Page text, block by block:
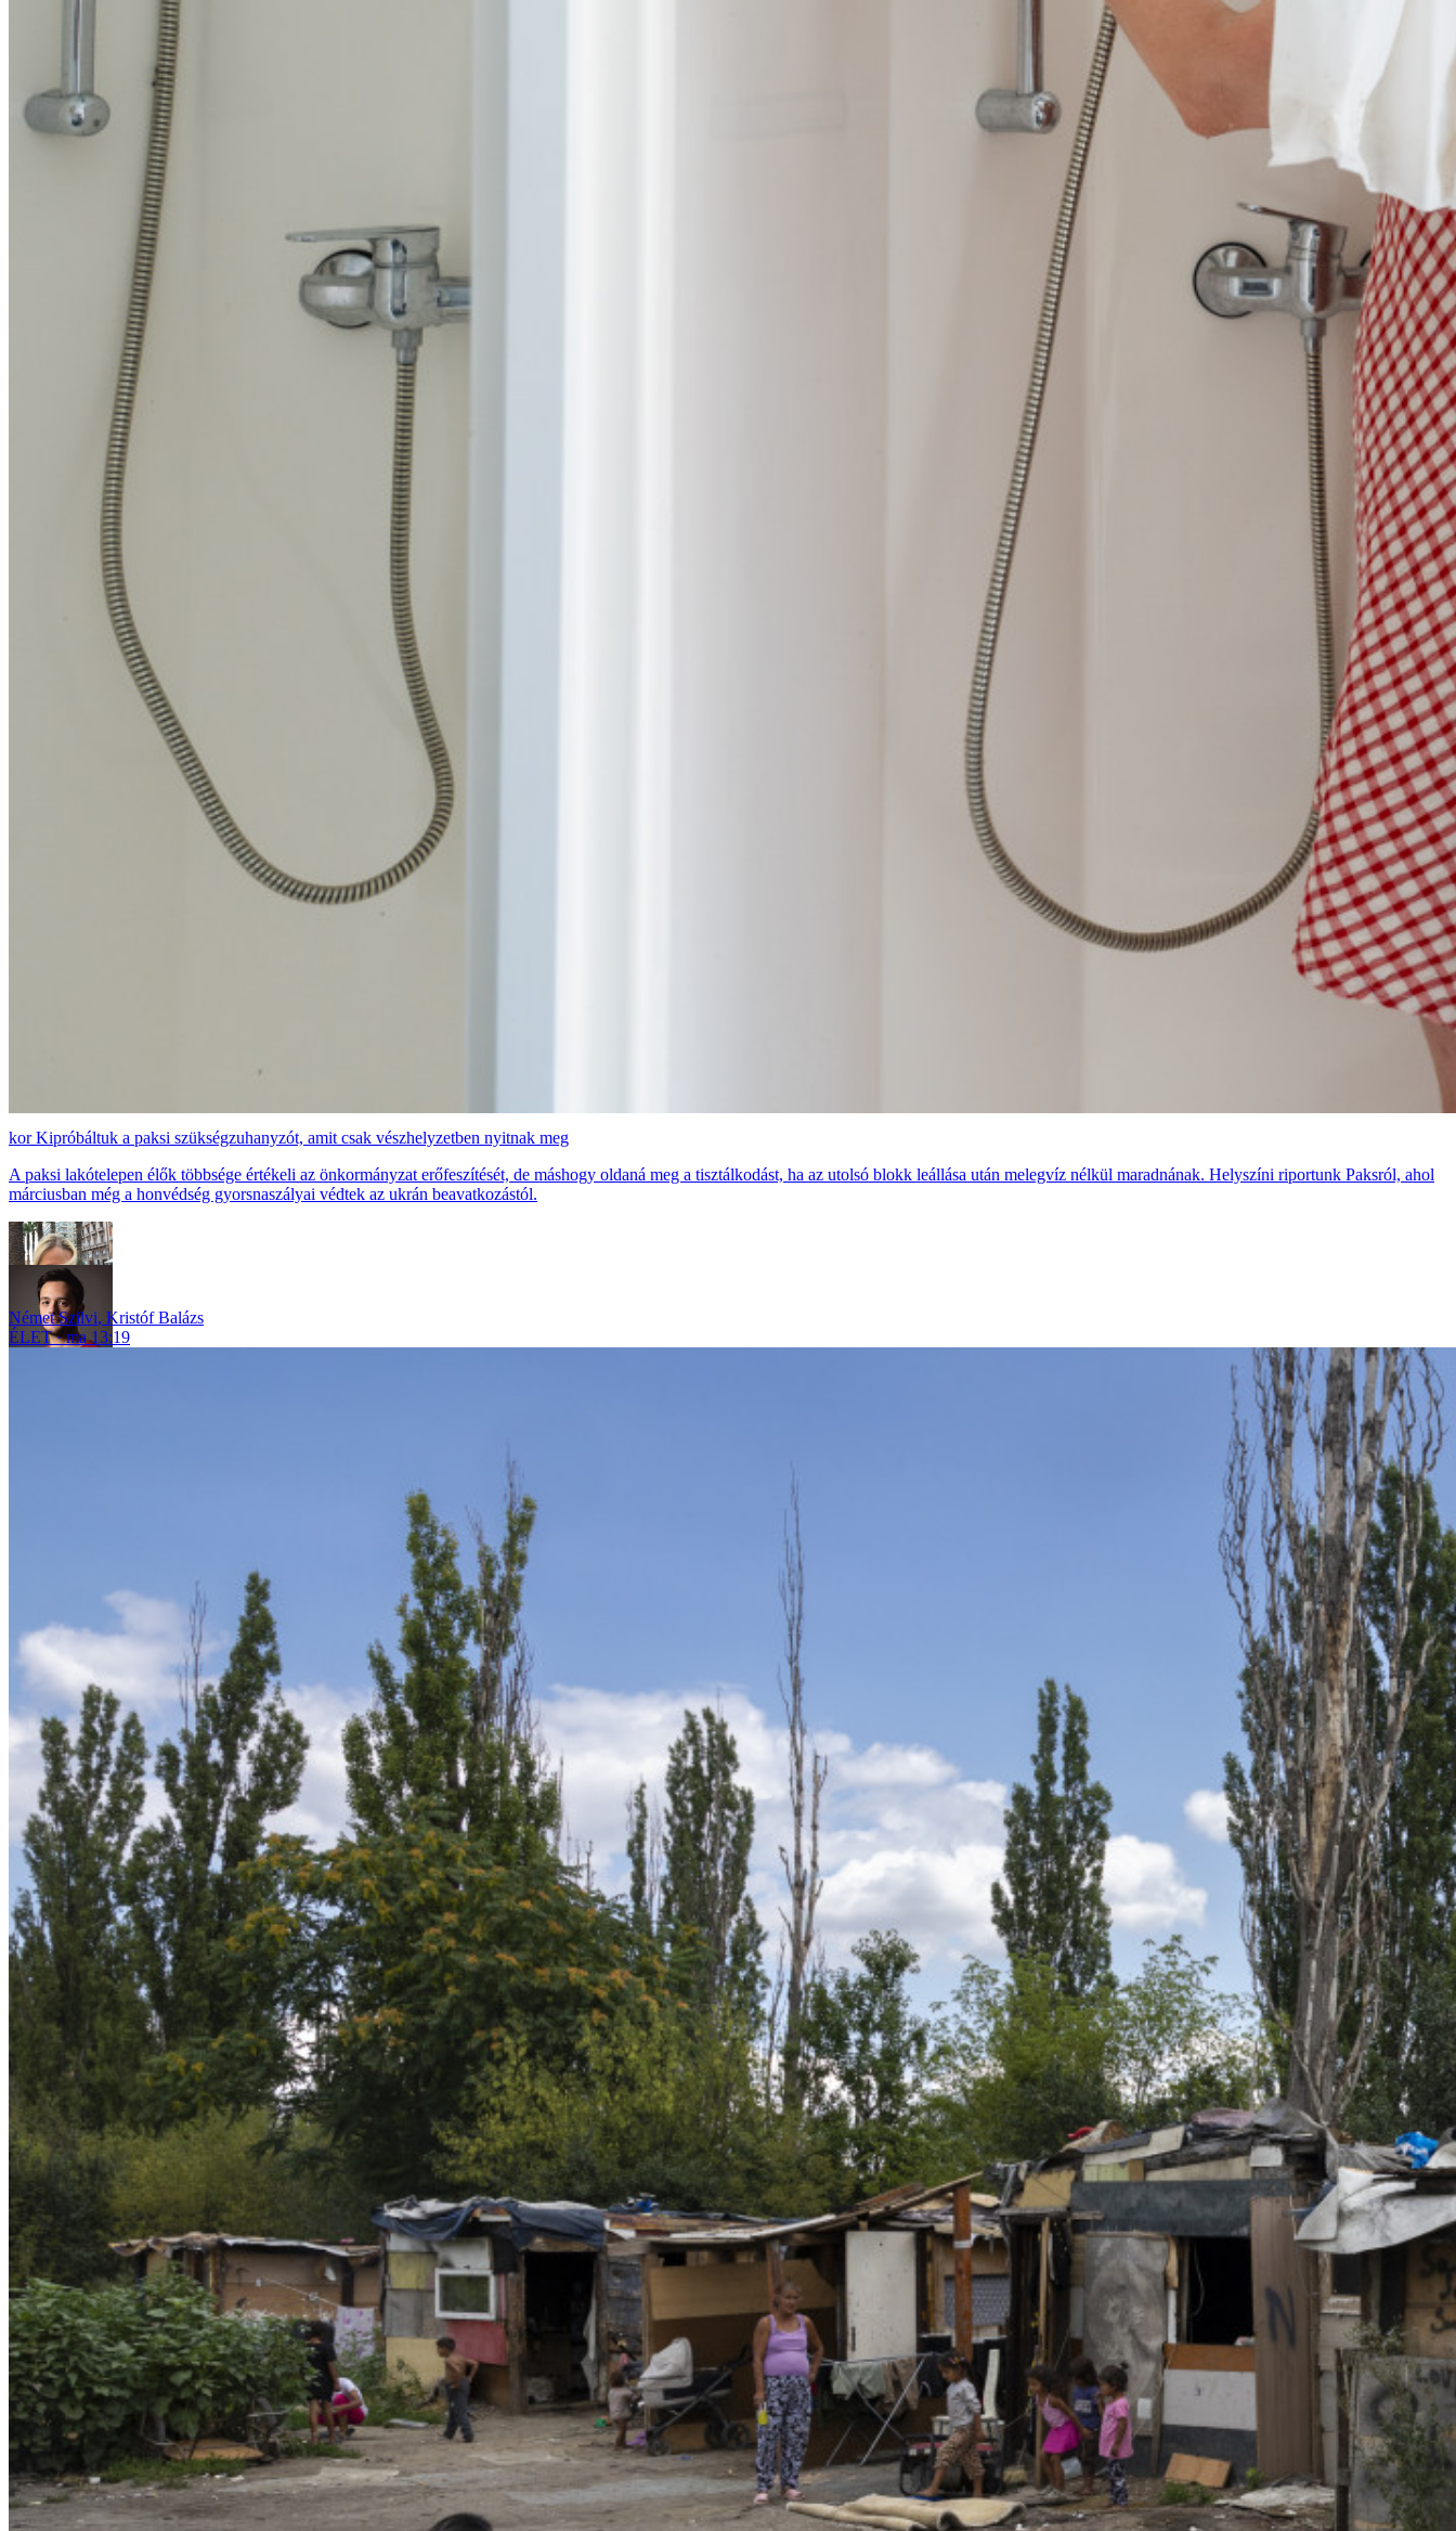
Kipróbáltuk a paksi szükségzuhanyzót, amit csak vészhelyzetben nyitnak meg
A paksi lakótelepen élők többsége értékeli az önkormányzat erőfeszítését, de máshogy oldaná meg a tisztálkodást, ha az utolsó blokk leállása után melegvíz nélkül maradnának. Helyszíni riportunk Paksról, ahol
márciusban még a honvédség gyorsnaszályai védtek az ukrán beavatkozástól.
Német Szilvi, Kristóf Balázs
ÉLET
ma 13:19